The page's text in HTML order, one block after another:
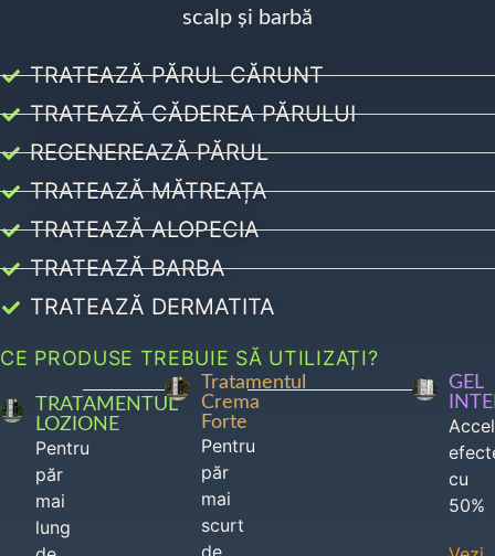
scalp și barbă
TRATEAZĂ PĂRUL CĂRUNT
TRATEAZĂ CĂDEREA PĂRULUI
REGENEREAZĂ PĂRUL
TRATEAZĂ MĂTREAȚA
TRATEAZĂ ALOPECIA
TRATEAZĂ BARBA
TRATEAZĂ DERMATITA
CE PRODUSE TREBUIE SĂ UTILIZAȚI?
TRATAMENTUL
LOZIONE
Pentru
păr
mai
lung
Tratamentul
Crema
Forte
Pentru
păr
mai
scurt
GEL
cu
50%